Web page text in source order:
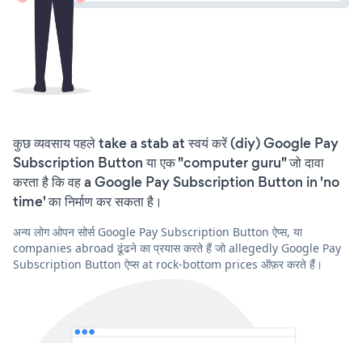
कुछ व्यवसाय पहले take a stab at स्वयं करें (diy) Google Pay
Subscription Button या एक "computer guru" जो दावा
करता है कि वह a Google Pay Subscription Button in 'no
time' का निर्माण कर सकता है।
अन्य लोग ओपन सोर्स Google Pay Subscription Button ऐप्स, या
companies abroad ढूंढने का प्रयास करते हैं जो allegedly Google Pay
Subscription Button ऐप्स at rock-bottom prices ऑफ़र करते हैं।